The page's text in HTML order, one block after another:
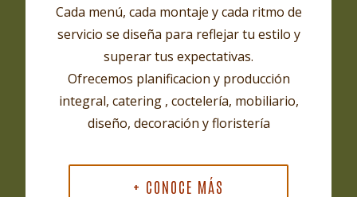
Cada menú, cada montaje y cada ritmo de
servicio se diseña para reflejar tu estilo y
superar tus expectativas.
Ofrecemos planificacion y producción
integral, catering , coctelería, mobiliario,
diseño, decoración y floristería
+ CONOCE MÁS